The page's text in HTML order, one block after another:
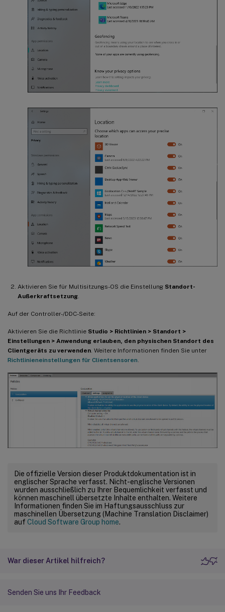
Aktivieren Sie für Multisitzungs-OS die Einstellung Standort-
Außerkraftsetzung.
Auf der Controller-/DDC-Seite:
Aktivieren Sie die Richtlinie Studio > Richtlinien > Standort >
Einstellungen > Anwendung erlauben, den physischen Standort des
Clientgeräts zu verwenden. Weitere Informationen finden Sie unter
Richtlinieneinstellungen für Clientsensoren.
Die offizielle Version dieser Produktdokumentation ist in
englischer Sprache verfasst. Nicht-englische Versionen
wurden ausschließlich zu Ihrer Bequemlichkeit verfasst und
können maschinell übersetzte Inhalte enthalten. Weitere
Informationen finden Sie im Haftungsausschluss zur
maschinellen Übersetzung (Machine Translation Disclaimer)
auf Cloud Software Group home.
War dieser Artikel hilfreich?
Senden Sie uns Ihr Feedback